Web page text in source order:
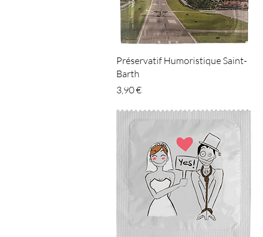
Aperçu rapide
Préservatif Humoristique Saint-
Barth
Prix
3,90 €